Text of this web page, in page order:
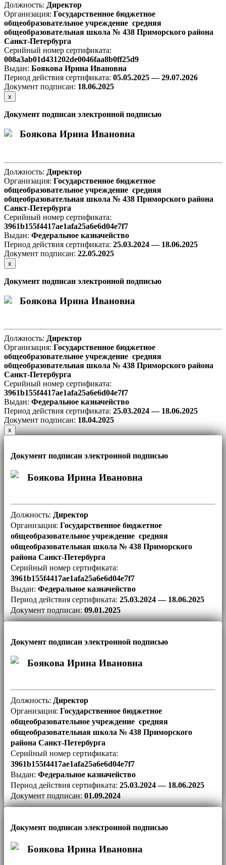
Должность: Директор
Организация: Государственное бюджетное
общеобразовательное учреждение средняя
общеобразовательная школа № 438 Приморского района
Санкт-Петербурга
Серийный номер сертификата:
008a3ab01d431202de0046faa8b0ff25d9
Выдан: Боякова Ирина Ивановна
Период действия сертификата: 05.05.2025 — 29.07.2026
Документ подписан: 18.06.2025
х
Документ подписан электронной подписью
Боякова Ирина Ивановна
Должность: Директор
Организация: Государственное бюджетное
общеобразовательное учреждение средняя
общеобразовательная школа № 438 Приморского района
Санкт-Петербурга
Серийный номер сертификата:
3961b155f4417ae1afa25a6e6d04e7f7
Выдан: Федеральное казначейство
Период действия сертификата: 25.03.2024 — 18.06.2025
Документ подписан: 22.05.2025
х
Документ подписан электронной подписью
Боякова Ирина Ивановна
Должность: Директор
Организация: Государственное бюджетное
общеобразовательное учреждение средняя
общеобразовательная школа № 438 Приморского района
Санкт-Петербурга
Серийный номер сертификата:
3961b155f4417ae1afa25a6e6d04e7f7
Выдан: Федеральное казначейство
Период действия сертификата: 25.03.2024 — 18.06.2025
Документ подписан: 18.04.2025
х
Документ подписан электронной подписью
Боякова Ирина Ивановна
Должность: Директор
Организация: Государственное бюджетное
общеобразовательное учреждение средняя
общеобразовательная школа № 438 Приморского
района Санкт-Петербурга
Серийный номер сертификата:
3961b155f4417ae1afa25a6e6d04e7f7
Выдан: Федеральное казначейство
Период действия сертификата: 25.03.2024 — 18.06.2025
Документ подписан: 09.01.2025
Документ подписан электронной подписью
Боякова Ирина Ивановна
Должность: Директор
Организация: Государственное бюджетное
общеобразовательное учреждение средняя
общеобразовательная школа № 438 Приморского
района Санкт-Петербурга
Серийный номер сертификата:
3961b155f4417ae1afa25a6e6d04e7f7
Выдан: Федеральное казначейство
Период действия сертификата: 25.03.2024 — 18.06.2025
Документ подписан: 01.09.2024
Документ подписан электронной подписью
Боякова Ирина Ивановна